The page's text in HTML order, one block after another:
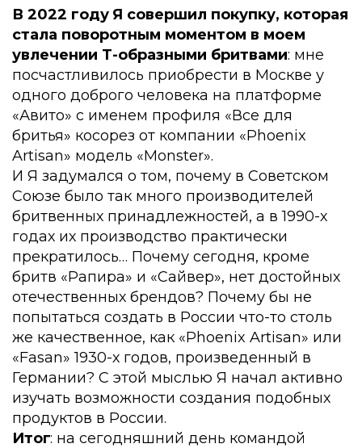
В 2022 году Я совершил покупку, которая
стала поворотным моментом в моем
увлечении Т-образными бритвами: мне
посчастливилось приобрести в Москве у
одного доброго человека на платформе
«Авито» с именем профиля «Все для
бритья» косорез от компании «Phoenix
Artisan» модель «Monster».
И Я задумался о том, почему в Советском
Союзе было так много производителей
бритвенных принадлежностей, а в 1990-х
годах их производство практически
прекратилось… Почему сегодня, кроме
бритв «Рапира» и «Сайвер», нет достойных
отечественных брендов? Почему бы не
попытаться создать в России что-то столь
же качественное, как «Phoenix Artisan» или
«Fasan» 1930-х годов, произведенный в
Германии? С этой мыслью Я начал активно
изучать возможности создания подобных
продуктов в России.
Итог: на сегодняшний день командой